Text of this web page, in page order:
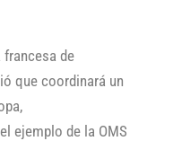
francesa de
que coordinará un
ejemplo de la OMS